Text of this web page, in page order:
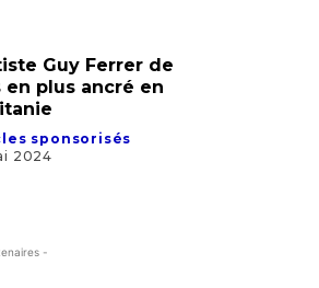
Guy Ferrer de
en plus ancré en
sponsorisés